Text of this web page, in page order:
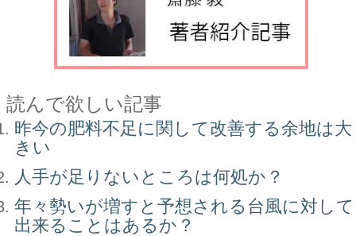
読んで欲しい記事
昨今の肥料不足に関して改善する余地は大
きい
人手が足りないところは何処か？
年々勢いが増すと予想される台風に対して
出来ることはあるか？